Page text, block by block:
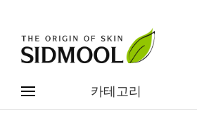
카테고리